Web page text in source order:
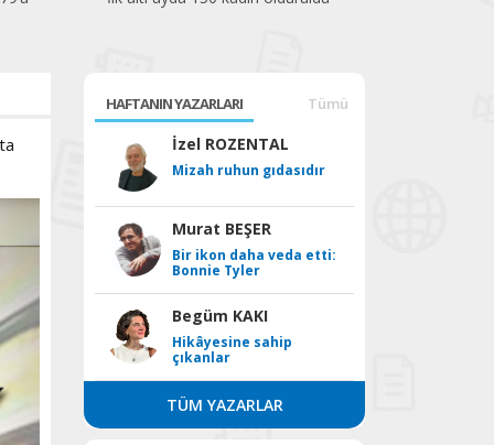
HAFTANIN YAZARLARI Tümü
İzel ROZENTAL
Mizah ruhun gıdasıdır
Murat BEŞER
Bir ikon daha veda etti:
Bonnie Tyler
Begüm KAKI
Hikâyesine sahip
çıkanlar
TÜM YAZARLAR